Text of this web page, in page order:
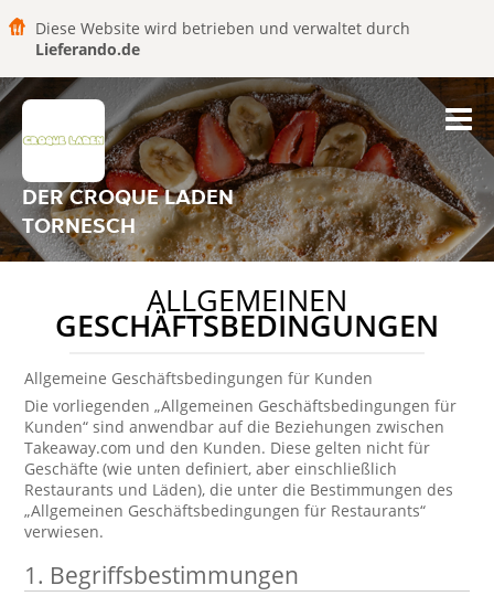
Diese Website wird betrieben und verwaltet durch
Lieferando.de
DER CROQUE LADEN
TORNESCH
ALLGEMEINEN
GESCHÄFTSBEDINGUNGEN
Allgemeine Geschäftsbedingungen für Kunden
Die vorliegenden „Allgemeinen Geschäftsbedingungen für
Kunden“ sind anwendbar auf die Beziehungen zwischen
Takeaway.com und den Kunden. Diese gelten nicht für
Geschäfte (wie unten definiert, aber einschließlich
Restaurants und Läden), die unter die Bestimmungen des
„Allgemeinen Geschäftsbedingungen für Restaurants“
verwiesen.
1. Begriffsbestimmungen